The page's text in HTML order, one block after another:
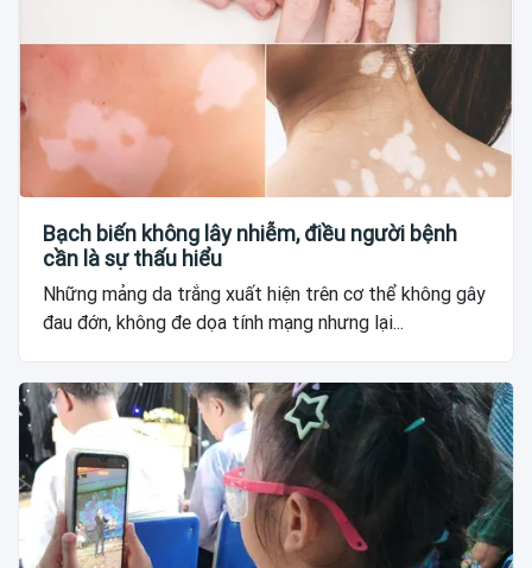
Bạch biến không lây nhiễm, điều người bệnh
cần là sự thấu hiểu
Những mảng da trắng xuất hiện trên cơ thể không gây
đau đớn, không đe dọa tính mạng nhưng lại...